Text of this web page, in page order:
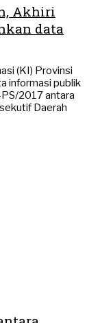
Akhiri
data
(KI) Provinsi
informasi publik
2017 antara
Daerah